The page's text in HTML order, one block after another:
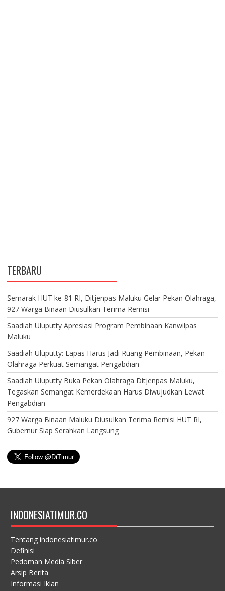
TERBARU
Semarak HUT ke-81 RI, Ditjenpas Maluku Gelar Pekan Olahraga,
927 Warga Binaan Diusulkan Terima Remisi
Saadiah Uluputty Apresiasi Program Pembinaan Kanwilpas
Maluku
Saadiah Uluputty: Lapas Harus Jadi Ruang Pembinaan, Pekan
Olahraga Perkuat Semangat Pengabdian
Saadiah Uluputty Buka Pekan Olahraga Ditjenpas Maluku,
Tegaskan Semangat Kemerdekaan Harus Diwujudkan Lewat
Pengabdian
927 Warga Binaan Maluku Diusulkan Terima Remisi HUT RI,
Gubernur Siap Serahkan Langsung
INDONESIATIMUR.CO
Tentang indonesiatimur.co
Definisi
Pedoman Media Siber
Arsip Berita
Informasi Iklan